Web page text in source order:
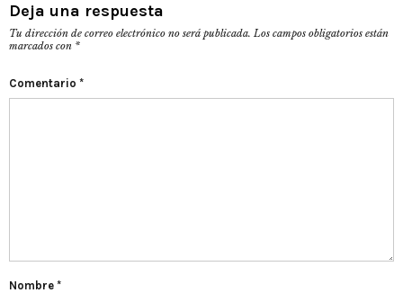
Deja una respuesta
Tu dirección de correo electrónico no será publicada. Los campos obligatorios están
marcados con *
Comentario *
Nombre *